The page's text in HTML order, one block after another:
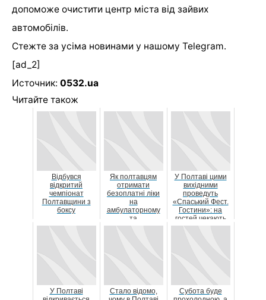
допоможе очистити центр міста від зайвих
автомобілів.
Стежте за усіма новинами у нашому Telegram.
[ad_2]
Источник: 0532.ua
Читайте також
Відбувся
відкритий
чемпіонат
Полтавщини з
боксу
Як полтавцям
отримати
безоплатні ліки
на
амбулаторному
та
стаціонарному
У Полтаві цими
вихідними
проведуть
«Спаський Фест.
Гостини»: на
гостей чекають
фуд-корт, б’юті
У Полтаві
Стало відомо,
Субота буде